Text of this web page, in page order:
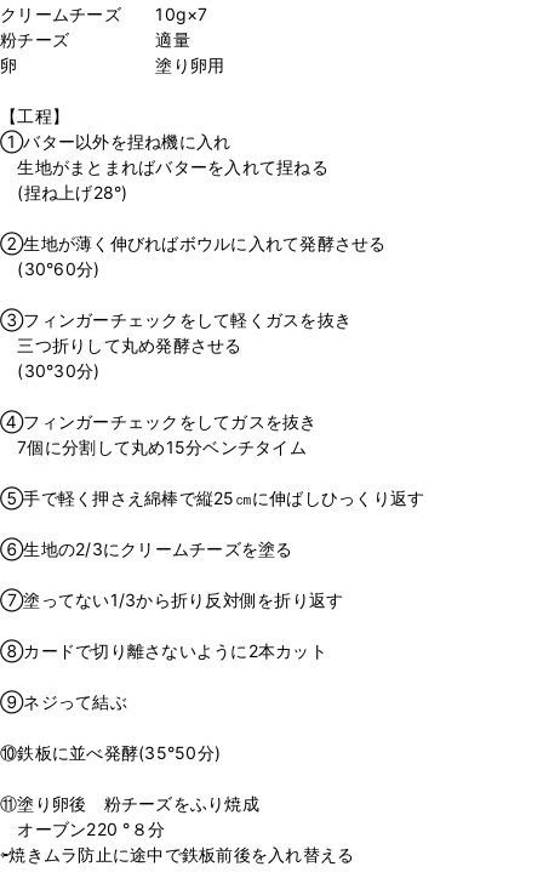
クリームチーズ 10g×7
粉チーズ 適量
卵 塗り卵用
【工程】
①バター以外を捏ね機に入れ
生地がまとまればバターを入れて捏ねる
(捏ね上げ28°)
②生地が薄く伸びればボウルに入れて発酵させる
(30°60分)
③フィンガーチェックをして軽くガスを抜き
三つ折りして丸め発酵させる
(30°30分)
④フィンガーチェックをしてガスを抜き
7個に分割して丸め15分ベンチタイム
⑤手で軽く押さえ綿棒で縦25㎝に伸ばしひっくり返す
⑥生地の2/3にクリームチーズを塗る
⑦塗ってない1/3から折り反対側を折り返す
⑧カードで切り離さないように2本カット
⑨ネジって結ぶ
⑩鉄板に並べ発酵(35°50分)
⑪塗り卵後 粉チーズをふり焼成
オーブン220 °８分
⇦焼きムラ防止に途中で鉄板前後を入れ替える